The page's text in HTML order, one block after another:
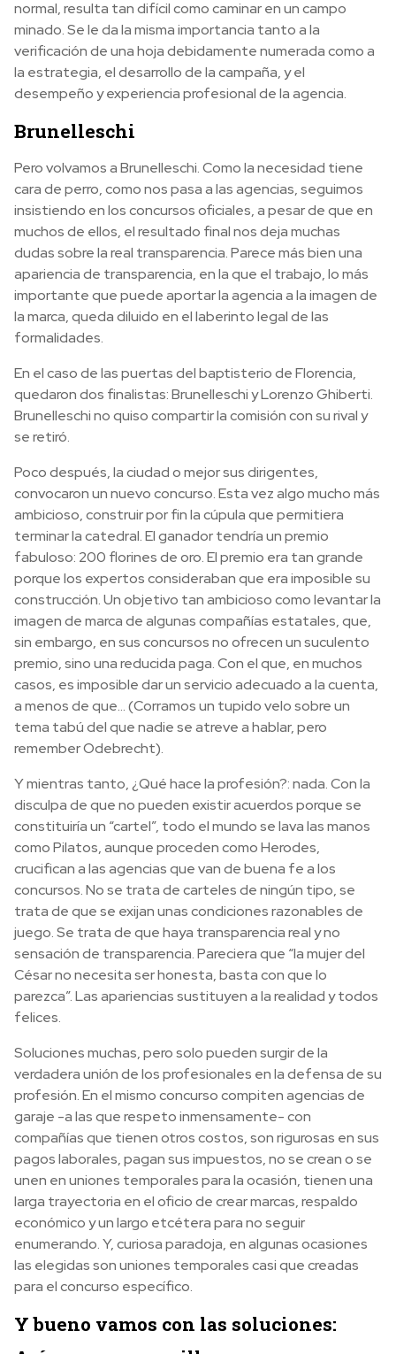
normal, resulta tan difícil como caminar en un campo
minado. Se le da la misma importancia tanto a la
verificación de una hoja debidamente numerada como a
la estrategia, el desarrollo de la campaña, y el
desempeño y experiencia profesional de la agencia.
Brunelleschi
Pero volvamos a Brunelleschi. Como la necesidad tiene
cara de perro, como nos pasa a las agencias, seguimos
insistiendo en los concursos oficiales, a pesar de que en
muchos de ellos, el resultado final nos deja muchas
dudas sobre la real transparencia. Parece más bien una
apariencia de transparencia, en la que el trabajo, lo más
importante que puede aportar la agencia a la imagen de
la marca, queda diluido en el laberinto legal de las
formalidades.
En el caso de las puertas del baptisterio de Florencia,
quedaron dos finalistas: Brunelleschi y Lorenzo Ghiberti.
Brunelleschi no quiso compartir la comisión con su rival y
se retiró.
Poco después, la ciudad o mejor sus dirigentes,
convocaron un nuevo concurso. Esta vez algo mucho más
ambicioso, construir por fin la cúpula que permitiera
terminar la catedral. El ganador tendría un premio
fabuloso: 200 florines de oro. El premio era tan grande
porque los expertos consideraban que era imposible su
construcción. Un objetivo tan ambicioso como levantar la
imagen de marca de algunas compañías estatales, que,
sin embargo, en sus concursos no ofrecen un suculento
premio, sino una reducida paga. Con el que, en muchos
casos, es imposible dar un servicio adecuado a la cuenta,
a menos de que… (Corramos un tupido velo sobre un
tema tabú del que nadie se atreve a hablar, pero
remember Odebrecht).
Y mientras tanto, ¿Qué hace la profesión?: nada. Con la
disculpa de que no pueden existir acuerdos porque se
constituiría un “cartel”, todo el mundo se lava las manos
como Pilatos, aunque proceden como Herodes,
crucifican a las agencias que van de buena fe a los
concursos. No se trata de carteles de ningún tipo, se
trata de que se exijan unas condiciones razonables de
juego. Se trata de que haya transparencia real y no
sensación de transparencia. Pareciera que “la mujer del
César no necesita ser honesta, basta con que lo
parezca”. Las apariencias sustituyen a la realidad y todos
felices.
Soluciones muchas, pero solo pueden surgir de la
verdadera unión de los profesionales en la defensa de su
profesión. En el mismo concurso compiten agencias de
garaje -a las que respeto inmensamente- con
compañías que tienen otros costos, son rigurosas en sus
pagos laborales, pagan sus impuestos, no se crean o se
unen en uniones temporales para la ocasión, tienen una
larga trayectoria en el oficio de crear marcas, respaldo
económico y un largo etcétera para no seguir
enumerando. Y, curiosa paradoja, en algunas ocasiones
las elegidas son uniones temporales casi que creadas
para el concurso específico.
Y bueno vamos con las soluciones: